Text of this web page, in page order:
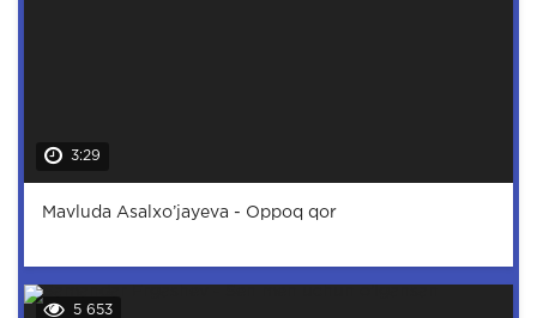
3:29
Mavluda Asalxo’jayeva - Oppoq qor
5 653